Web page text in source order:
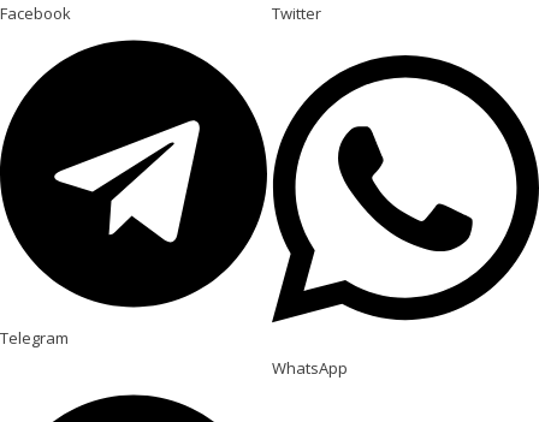
Facebook Twitter
Telegram
WhatsApp